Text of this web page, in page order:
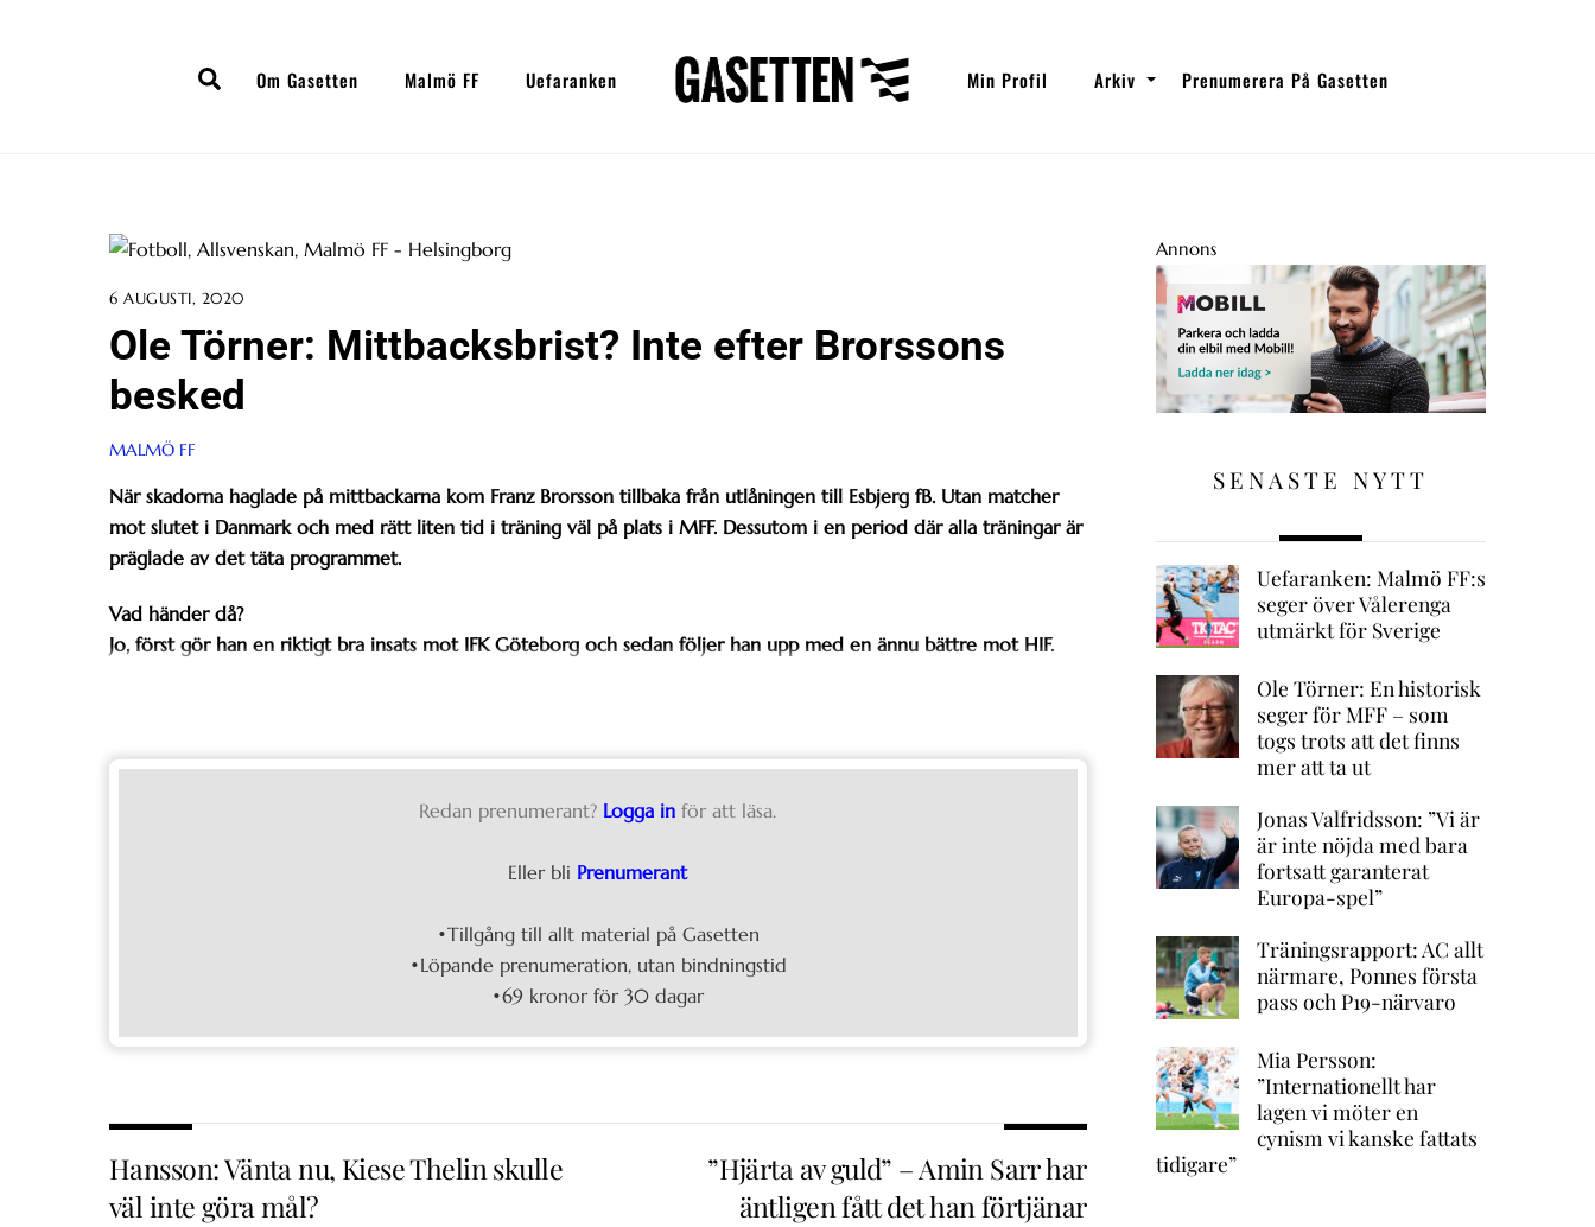
SearchOm Gasetten Malmö FF Uefaranken Min Profil Arkiv Prenumerera På Gasetten
6 AUGUSTI, 2020
Ole Törner: Mittbacksbrist? Inte efter Brorssons
besked
MALMÖ FF
När skadorna haglade på mittbackarna kom Franz Brorsson tillbaka från utlåningen till Esbjerg fB. Utan matcher
mot slutet i Danmark och med rätt liten tid i träning väl på plats i MFF. Dessutom i en period där alla träningar är
präglade av det täta programmet.
Vad händer då?
Jo, först gör han en riktigt bra insats mot IFK Göteborg och sedan följer han upp med en ännu bättre mot HIF.
Redan prenumerant? Logga in för att läsa.
Eller bli Prenumerant
•Tillgång till allt material på Gasetten
•Löpande prenumeration, utan bindningstid
•69 kronor för 30 dagar
Hansson: Vänta nu, Kiese Thelin skulle
väl inte göra mål?
”Hjärta av guld” – Amin Sarr har
äntligen fått det han förtjänar
Annons
SENASTE NYTT
Uefaranken: Malmö FF:s
seger över Vålerenga
utmärkt för Sverige
Ole Törner: En historisk
seger för MFF – som
togs trots att det finns
mer att ta ut
Jonas Valfridsson: ”Vi är
är inte nöjda med bara
fortsatt garanterat
Europa-spel”
Träningsrapport: AC allt
närmare, Ponnes första
pass och P19-närvaro
Mia Persson:
”Internationellt har
lagen vi möter en
cynism vi kanske fattats
tidigare”